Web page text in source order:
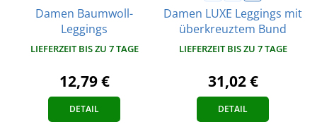
Damen Baumwoll-
Leggings
LIEFERZEIT BIS ZU 7 TAGE
12,79 €
DETAIL
Damen LUXE Leggings mit
überkreuztem Bund
LIEFERZEIT BIS ZU 7 TAGE
31,02 €
DETAIL